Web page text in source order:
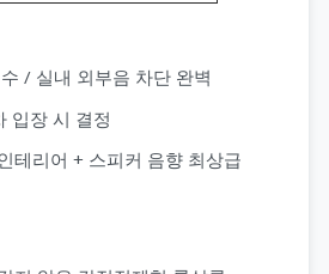
/ 실내 외부음 차단 완벽
입장 시 결정
테리어 + 스피커 음향 최상급